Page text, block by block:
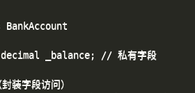
_balance; // 私有字段
装字段访问）